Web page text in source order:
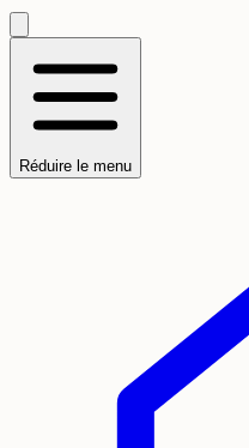
Réduire le menu